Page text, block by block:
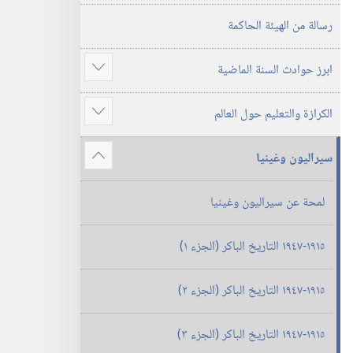
٢٠١٤
رسالة من الهيئة الحاكمة
ابرز حوادث السنة الماضية
عرض
المزيد
الكرازة والتعليم حول العالم
عرض
المزيد
سيراليون وغينيا
عرض
المزيد
لمحة عن سيراليون وغينيا
١٩١٥-‏١٩٤٧ التاريخ الباكر (‏الجزء ١)‏
١٩١٥-‏١٩٤٧ التاريخ الباكر (‏الجزء ٢)‏
١٩١٥-‏١٩٤٧ التاريخ الباكر (‏الجزء ٣)‏